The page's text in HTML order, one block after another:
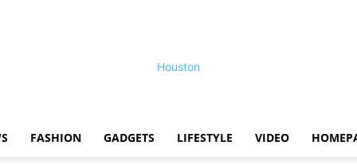
FASHION GADGETS LIFESTYLE VIDEO